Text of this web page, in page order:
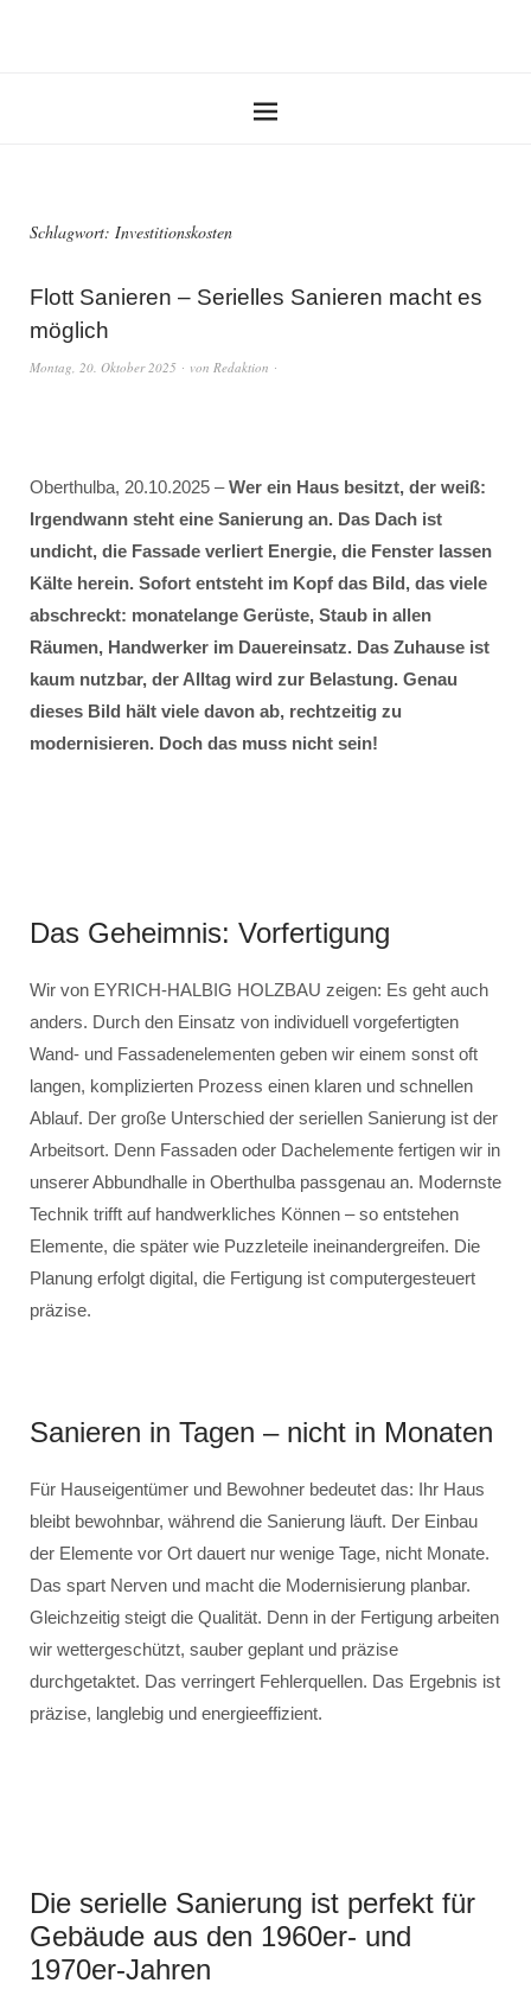
Schlagwort: Investitionskosten
Flott Sanieren – Serielles Sanieren macht es
möglich
Montag, 20. Oktober 2025 von Redaktion
Oberthulba, 20.10.2025 –Wer ein Haus besitzt, der weiß:
Irgendwann steht eine Sanierung an. Das Dach ist
undicht, die Fassade verliert Energie, die Fenster lassen
Kälte herein. Sofort entsteht im Kopf das Bild, das viele
abschreckt: monatelange Gerüste, Staub in allen
Räumen, Handwerker im Dauereinsatz. Das Zuhause ist
kaum nutzbar, der Alltag wird zur Belastung. Genau
dieses Bild hält viele davon ab, rechtzeitig zu
modernisieren. Doch das muss nicht sein!
Das Geheimnis: Vorfertigung
Wir von EYRICH-HALBIG HOLZBAU zeigen: Es geht auch
anders. Durch den Einsatz von individuell vorgefertigten
Wand- und Fassadenelementen geben wir einem sonst oft
langen, komplizierten Prozess einen klaren und schnellen
Ablauf. Der große Unterschied der seriellen Sanierung ist der
Arbeitsort. Denn Fassaden oder Dachelemente fertigen wir in
unserer Abbundhalle in Oberthulba passgenau an. Modernste
Technik trifft auf handwerkliches Können – so entstehen
Elemente, die später wie Puzzleteile ineinandergreifen. Die
Planung erfolgt digital, die Fertigung ist computergesteuert
präzise.
Sanieren in Tagen – nicht in Monaten
Für Hauseigentümer und Bewohner bedeutet das: Ihr Haus
bleibt bewohnbar, während die Sanierung läuft. Der Einbau
der Elemente vor Ort dauert nur wenige Tage, nicht Monate.
Das spart Nerven und macht die Modernisierung planbar.
Gleichzeitig steigt die Qualität. Denn in der Fertigung arbeiten
wir wettergeschützt, sauber geplant und präzise
durchgetaktet. Das verringert Fehlerquellen. Das Ergebnis ist
präzise, langlebig und energieeffizient.
Die serielle Sanierung ist perfekt für
Gebäude aus den 1960er- und
1970er-Jahren